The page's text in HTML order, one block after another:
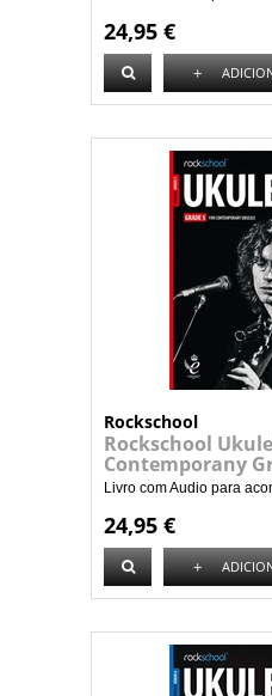
24,95 €
+
Rockschool
Rockschool
Contemporany
Livro com Audio para
24,95 €
+